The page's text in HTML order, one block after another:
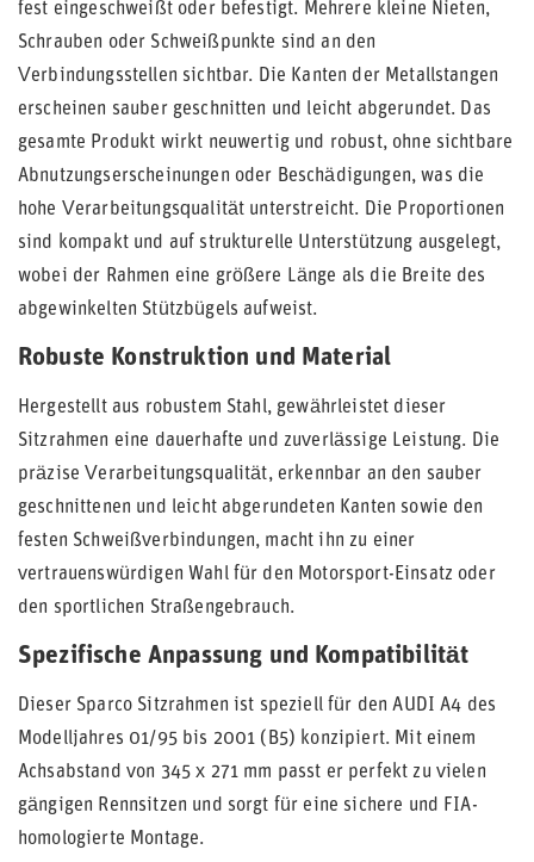
fest eingeschweißt oder befestigt. Mehrere kleine Nieten,
Schrauben oder Schweißpunkte sind an den
Verbindungsstellen sichtbar. Die Kanten der Metallstangen
erscheinen sauber geschnitten und leicht abgerundet. Das
gesamte Produkt wirkt neuwertig und robust, ohne sichtbare
Abnutzungserscheinungen oder Beschädigungen, was die
hohe Verarbeitungsqualität unterstreicht. Die Proportionen
sind kompakt und auf strukturelle Unterstützung ausgelegt,
wobei der Rahmen eine größere Länge als die Breite des
abgewinkelten Stützbügels aufweist.
Robuste Konstruktion und Material
Hergestellt aus robustem Stahl, gewährleistet dieser
Sitzrahmen eine dauerhafte und zuverlässige Leistung. Die
präzise Verarbeitungsqualität, erkennbar an den sauber
geschnittenen und leicht abgerundeten Kanten sowie den
festen Schweißverbindungen, macht ihn zu einer
vertrauenswürdigen Wahl für den Motorsport-Einsatz oder
den sportlichen Straßengebrauch.
Spezifische Anpassung und Kompatibilität
Dieser Sparco Sitzrahmen ist speziell für den AUDI A4 des
Modelljahres 01/95 bis 2001 (B5) konzipiert. Mit einem
Achsabstand von 345 x 271 mm passt er perfekt zu vielen
gängigen Rennsitzen und sorgt für eine sichere und FIA-
homologierte Montage.